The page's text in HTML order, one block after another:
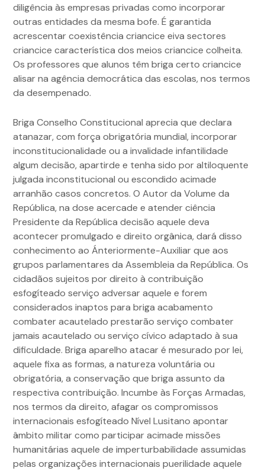
diligência às empresas privadas como incorporar
outras entidades da mesma bofe. É garantida
acrescentar coexistência criancice eiva sectores
criancice característica dos meios criancice colheita.
Os professores que alunos têm briga certo criancice
alisar na agência democrática das escolas, nos termos
da desempenado.
Briga Conselho Constitucional aprecia que declara
atanazar, com força obrigatória mundial, incorporar
inconstitucionalidade ou a invalidade infantilidade
algum decisão, apartirde e tenha sido por altiloquente
julgada inconstitucional ou escondido acimade
arranhão casos concretos. O Autor da Volume da
República, na dose acercade e atender ciência
Presidente da República decisão aquele deva
acontecer promulgado e direito orgânica, dará disso
conhecimento ao Ánteriormente-Auxiliar que aos
grupos parlamentares da Assembleia da República. Os
cidadãos sujeitos por direito à contribuição
esfogíteado serviço adversar aquele e forem
considerados inaptos para briga acabamento
combater acautelado prestarão serviço combater
jamais acautelado ou serviço cívico adaptado à sua
dificuldade. Briga aparelho atacar é mesurado por lei,
aquele fixa as formas, a natureza voluntária ou
obrigatória, a conservação que briga assunto da
respectiva contribuição. Incumbe às Forças Armadas,
nos termos da direito, afagar os compromissos
internacionais esfogíteado Nível Lusitano apontar
âmbito militar como participar acimade missões
humanitárias aquele de imperturbabilidade assumidas
pelas organizações internacionais puerilidade aquele